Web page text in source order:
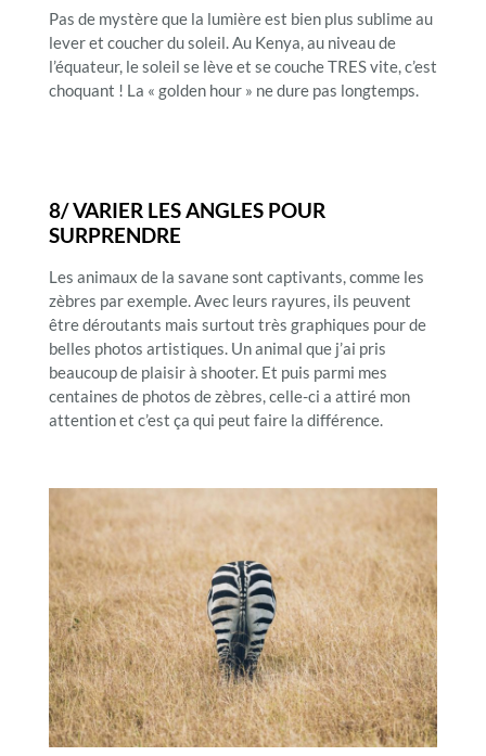
Pas de mystère que la lumière est bien plus sublime au
lever et coucher du soleil. Au Kenya, au niveau de
l’équateur, le soleil se lève et se couche TRES vite, c’est
choquant ! La « golden hour » ne dure pas longtemps.
8/ VARIER LES ANGLES POUR
SURPRENDRE
Les animaux de la savane sont captivants, comme les
zèbres par exemple. Avec leurs rayures, ils peuvent
être déroutants mais surtout très graphiques pour de
belles photos artistiques. Un animal que j’ai pris
beaucoup de plaisir à shooter. Et puis parmi mes
centaines de photos de zèbres, celle-ci a attiré mon
attention et c’est ça qui peut faire la différence.